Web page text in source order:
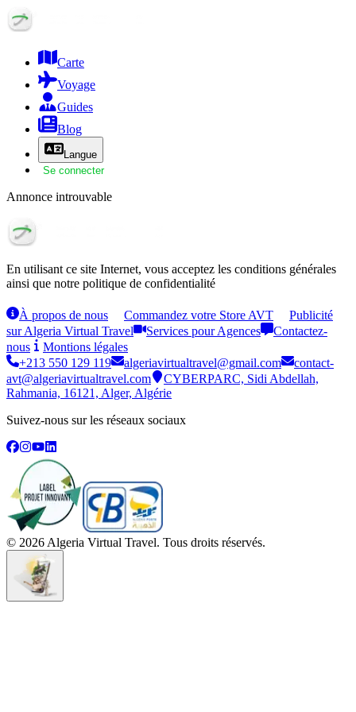
Carte
Voyage
Guides
Blog
Langue
Se connecter
Annonce introuvable
En utilisant ce site Internet, vous acceptez les conditions générales
ainsi que notre politique de confidentialité
À propos de nous Commandez votre Store AVT
Publicité
sur Algeria Virtual Travel
Services pour Agences
Contactez-
nous
Montions légales
+213 550 129 119
algeriavirtualtravel@gmail.com
contact-
avt@algeriavirtualtravel.com
CYBERPARC, Sidi Abdellah,
Rahmania, 16121, Alger, Algérie
Suivez-nous sur les réseaux sociaux
© 2026 Algeria Virtual Travel. Tous droits réservés.